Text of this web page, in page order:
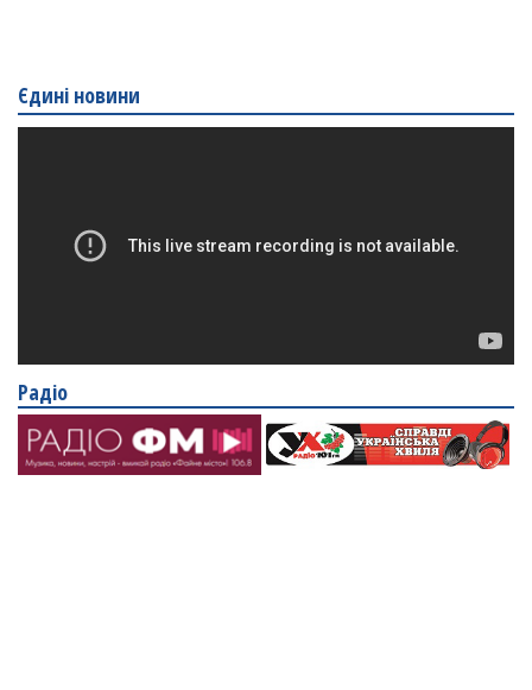
Єдині новини
Радіо